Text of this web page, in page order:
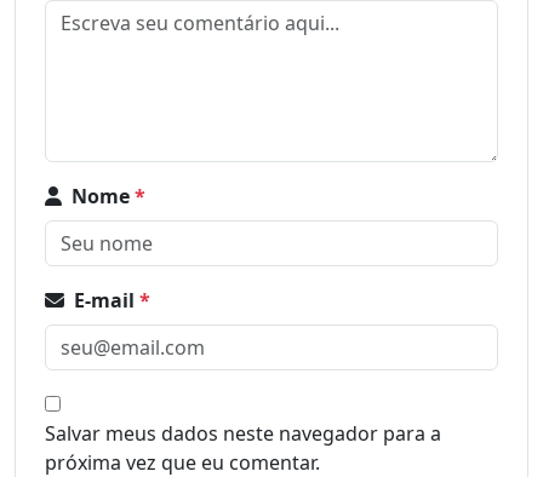
Nome*
E-mail *
Salvar meus dados neste navegador para a
próxima vez que eu comentar.